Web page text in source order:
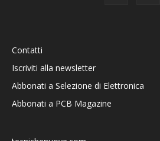
Contatti
Iscriviti alla newsletter
Abbonati a Selezione di Elettronica
Abbonati a PCB Magazine